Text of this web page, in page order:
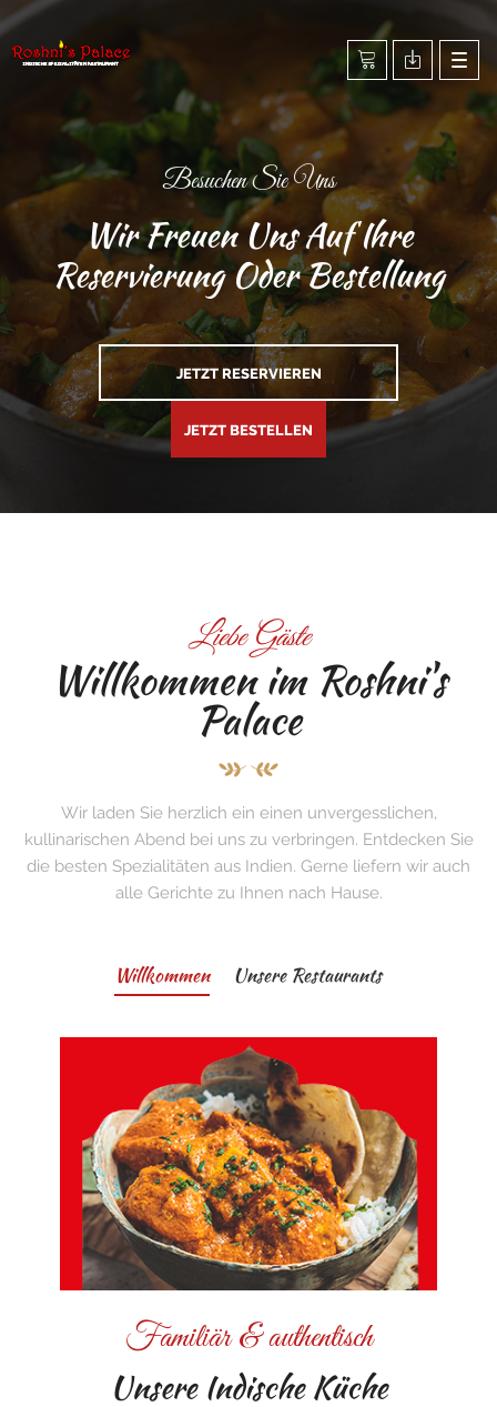
Besuchen Sie Uns
Wir Freuen Uns Auf Ihre
Reservierung Oder Bestellung
JETZT RESERVIEREN
JETZT BESTELLEN
Liebe Gäste
Willkommen im Roshni's
Palace
Wir laden Sie herzlich ein einen unvergesslichen,
kullinarischen Abend bei uns zu verbringen. Entdecken Sie
die besten Spezialitäten aus Indien. Gerne liefern wir auch
alle Gerichte zu Ihnen nach Hause.
Willkommen Unsere Restaurants
Familiär & authentisch
Unsere Indische Küche